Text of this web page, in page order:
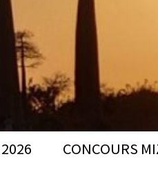
CONCOURS